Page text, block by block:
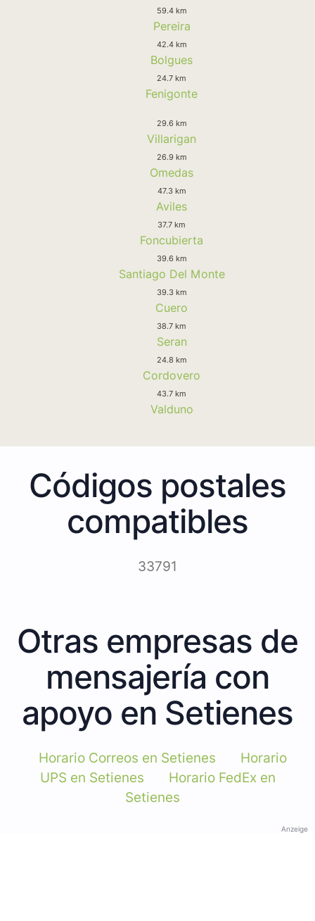
59.4 km
Pereira
42.4 km
Bolgues
24.7 km
Fenigonte
29.6 km
Villarigan
26.9 km
Omedas
47.3 km
Aviles
37.7 km
Foncubierta
39.6 km
Santiago Del Monte
39.3 km
Cuero
38.7 km
Seran
24.8 km
Cordovero
43.7 km
Valduno
Códigos postales
compatibles
33791
Otras empresas de
mensajería con
apoyo en Setienes
Horario Correos en Setienes
Horario
UPS en Setienes
Horario FedEx en
Setienes
Anzeige